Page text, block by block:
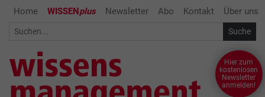
Home WISSENplus Newsletter Abo Kontakt Über uns
Hier zum
kostenlosen
Newsletter
anmelden!